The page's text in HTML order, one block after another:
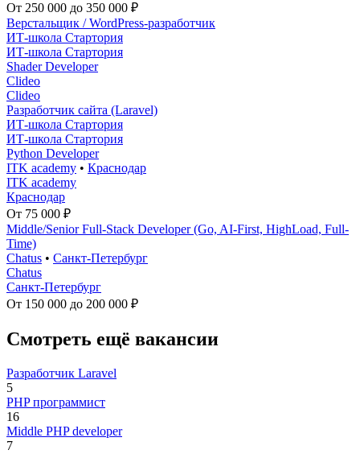
От 250 000 до 350 000 ₽
Верстальщик / WordPress-разработчик
ИТ-школа Стартория
ИТ-школа Стартория
Shader Developer
Clideo
Clideo
Разработчик сайта (Laravel)
ИТ-школа Стартория
ИТ-школа Стартория
Python Developer
ITK academy • Краснодар
ITK academy
Краснодар
От 75 000 ₽
Middle/Senior Full-Stack Developer (Go, AI-First, HighLoad, Full-
Time)
Chatus • Санкт-Петербург
Chatus
Санкт-Петербург
От 150 000 до 200 000 ₽
Смотреть ещё вакансии
Разработчик Laravel
5
PHP программист
16
Middle PHP developer
7